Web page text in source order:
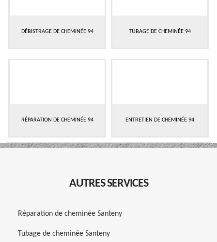
DÉBISTRAGE DE CHEMINÉE 94 TUBAGE DE CHEMINÉE 94
RÉPARATION DE CHEMINÉE 94 ENTRETIEN DE CHEMINÉE 94
AUTRES SERVICES
Réparation de cheminée Santeny
Tubage de cheminée Santeny